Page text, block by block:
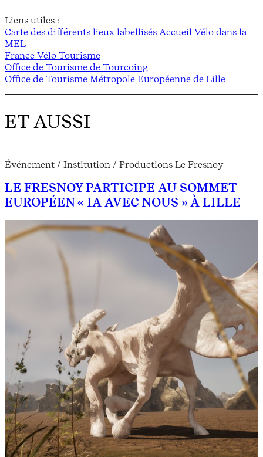
Liens utiles :
Carte des différents lieux labellisés Accueil Vélo dans la
MEL
France Vélo Tourisme
Office de Tourisme de Tourcoing
Office de Tourisme Métropole Européenne de Lille
ET AUSSI
Événement / Institution / Productions Le Fresnoy
LE FRESNOY PARTICIPE AU SOMMET
EUROPÉEN « IA AVEC NOUS » À LILLE